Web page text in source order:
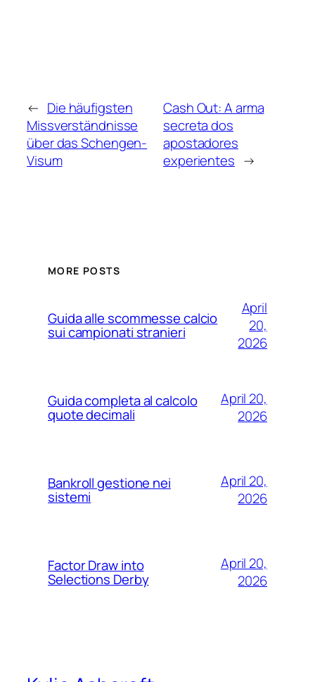
← Die häufigsten
Missverständnisse
über das Schengen-
Visum
Cash Out: A arma
secreta dos
apostadores
experientes →
MORE POSTS
Guida alle scommesse calcio
sui campionati stranieri
April
20,
2026
Guida completa al calcolo
quote decimali
April 20,
2026
Bankroll gestione nei
sistemi
April 20,
2026
Factor Draw into
Selections Derby
April 20,
2026